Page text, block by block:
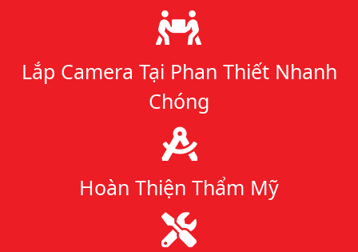
Lý do chọn chúng tôi
Lắp Camera Tại Phan Thiết Nhanh
Chóng
Hoàn Thiện Thẩm Mỹ